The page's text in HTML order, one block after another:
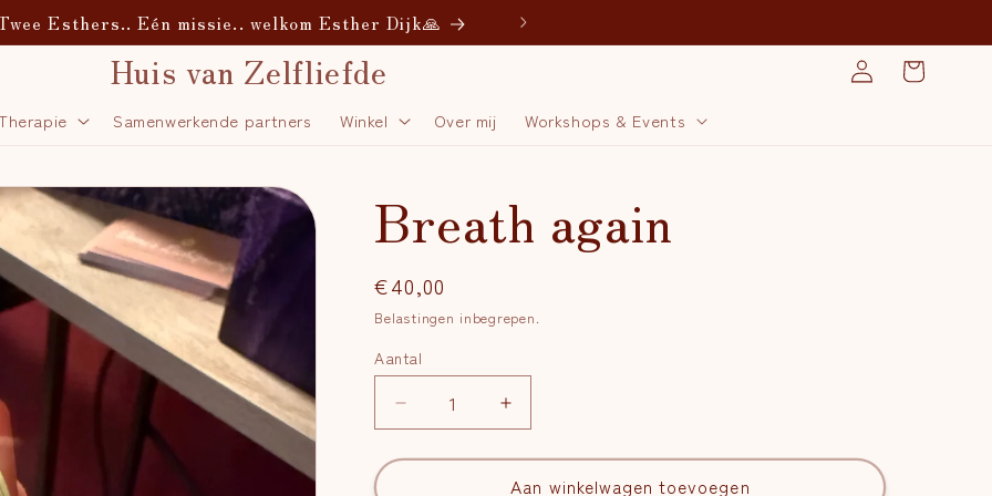
Esthers.. Eén missie.. welkom Esther Dijk🙏
Huis van Zelfliefde
Samenwerkende partners Winkel Over mij Workshops & Events
InloggenWinkelwagen
Breath again
Normale
prijs
€40,00
Belastingen inbegrepen.
Aantal
Aantal
Aantal
verlagen
voor
Aantal
verhogen
voor
Breath
Aan winkelwagen toevoegen